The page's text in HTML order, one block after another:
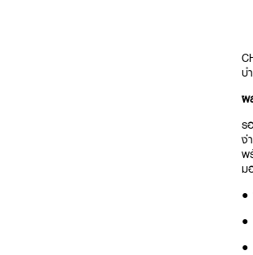
บ
ผ
ร
ง่
พ
ม
●
●
●